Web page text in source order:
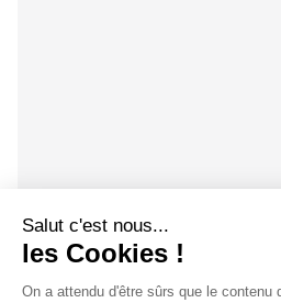
Salut c'est nous...
les Cookies !
On a attendu d'être sûrs que le contenu